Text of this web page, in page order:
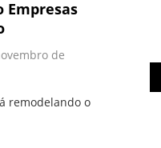
Empresas
de
remodelando o